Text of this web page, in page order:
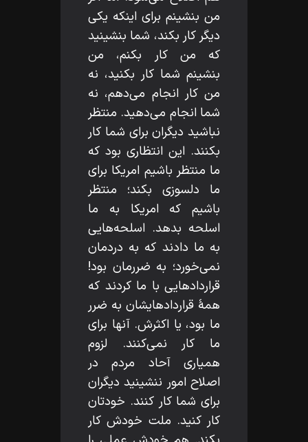
من بنشينم براى اينكه يكى
ديگر كار بكند، شما بنشينيد
كه من كار بكنم، من
بنشينم شما كار بكنيد، نه
من كار انجام مى‌دهم، نه
شما انجام مى‌دهيد. منتظر
نباشيد ديگران براى شما كار
بكنند. اين انتظارى بود كه
ما منتظر باشيم امريكا براى
ما دلسوزى بكند؛ منتظر
باشيم كه امريكا به ما
اسلحه بدهد. اسلحه‌هايى
به ما دادند كه به دردمان
نمى‌خورد؛ به ضررمان بود!
قراردادهايى با ما كردند كه
همۀ قراردادهايشان به ضرر
ما بود، يا اكثرش. آنها براى
ما كار نمى‌كنند. لزوم
هميارى آحاد مردم در
اصلاح امور ننشينيد ديگران
براى شما كار كنند. خودتان
كار كنيد. ملت خودش كار